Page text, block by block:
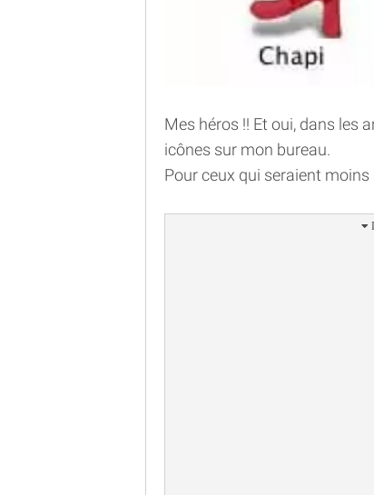
Mes héros !! Et oui, dans les
icônes sur mon bureau.
Pour ceux qui seraient